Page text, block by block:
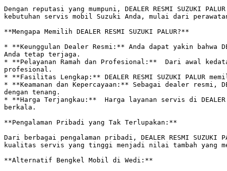
Dengan reputasi yang mumpuni, DEALER RESMI SUZUKI
kebutuhan servis mobil Suzuki Anda, mulai dari
**Mengapa Memilih DEALER RESMI SUZUKI PALUR?**
* **Keunggulan Dealer Resmi:** Anda dapat yakin bahwa
Anda tetap terjaga.
* **Pelayanan Ramah dan Profesional:**  Dari awal
profesional.
* **Fasilitas Lengkap:** DEALER RESMI SUZUKI PALUR
* **Keamanan dan Kepercayaan:** Sebagai dealer resmi,
dengan tenang.
* **Harga Terjangkau:**  Harga layanan servis di DEALER
berkala.
**Pengalaman Pribadi yang Tak Terlupakan:**
Dari berbagai pengalaman pribadi, DEALER RESMI
kualitas servis yang tinggi menjadi nilai tambah yang
**Alternatif Bengkel Mobil di Wedi:**